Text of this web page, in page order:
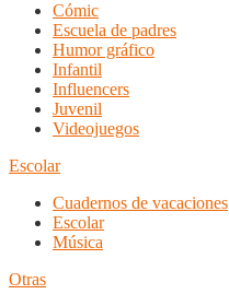
Cómic
Escuela de padres
Humor gráfico
Infantil
Influencers
Juvenil
Videojuegos
Escolar
Cuadernos de vacaciones
Escolar
Música
Otras